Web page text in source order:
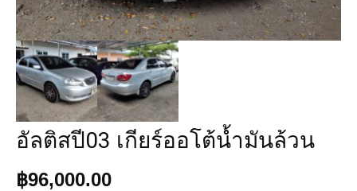
อัลติสปี03 เกียร์ออโต้น้ำมันล้วน
฿96,000.00